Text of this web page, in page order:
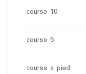
course 10
course 5
course a pied